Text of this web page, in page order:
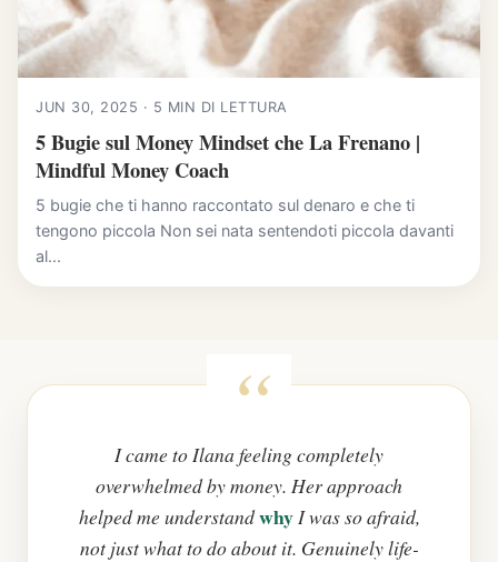
JUN 30, 2025 · 5 MIN DI LETTURA
5 Bugie sul Money Mindset che La Frenano |
Mindful Money Coach
5 bugie che ti hanno raccontato sul denaro e che ti
tengono piccola Non sei nata sentendoti piccola davanti
al...
I came to Ilana feeling completely
overwhelmed by money. Her approach
helped me understandwhyI was so afraid,
not just what to do about it. Genuinely life-